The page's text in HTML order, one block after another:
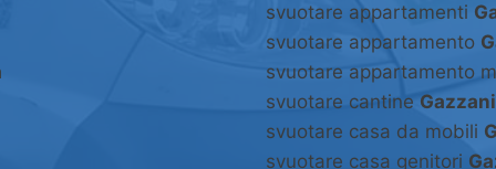
svuotare appartamenti
svuotare appartamento
svuotare appartamento
svuotare cantine
svuotare casa da mobili
svuotare casa genitori